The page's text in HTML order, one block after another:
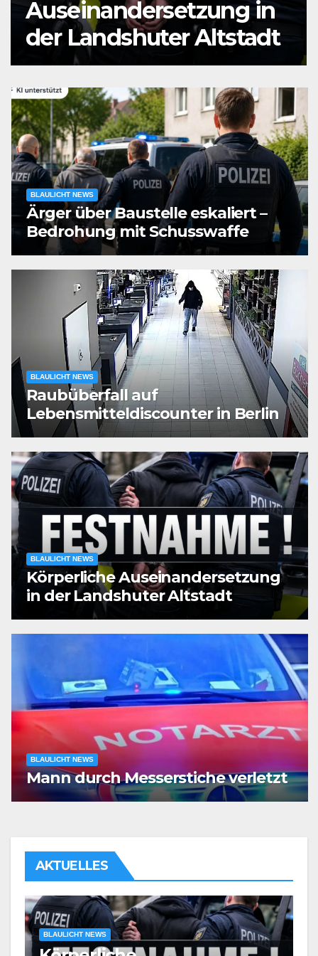
Mann durch
Messerstiche verletzt
BLAULICHT NEWS
Ärger über Baustelle eskaliert –
Bedrohung mit Schusswaffe
BLAULICHT NEWS
Raubüberfall auf
Lebensmitteldiscounter in Berlin
BLAULICHT NEWS
Körperliche Auseinandersetzung
in der Landshuter Altstadt
BLAULICHT NEWS
Mann durch Messerstiche verletzt
AKTUELLES